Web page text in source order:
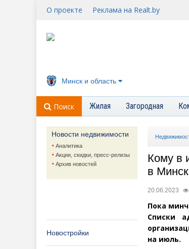
О проекте Реклама на Realt.by
Минск и область
Поиск Жилая Загородная
Новости недвижимости
Аналитика
Акции, скидки, пресс-релизы
Архив новостей
Новостройки
Кому в
в
20.06.2023
Пока
Списки
на июль.